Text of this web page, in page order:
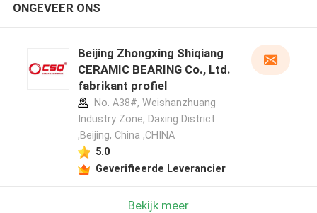
ONGEVEER ONS
Beijing Zhongxing Shiqiang
CERAMIC BEARING Co., Ltd.
fabrikant profiel
No. A38#, Weishanzhuang
Industry Zone, Daxing District
,Beijing, China ,CHINA
5.0
Geverifieerde Leverancier
Bekijk meer